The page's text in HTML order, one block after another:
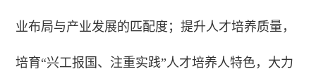
业布局与产业发展的匹配度；提升人才培养质量，
培育“兴工报国、注重实践”人才培养人特色，大力